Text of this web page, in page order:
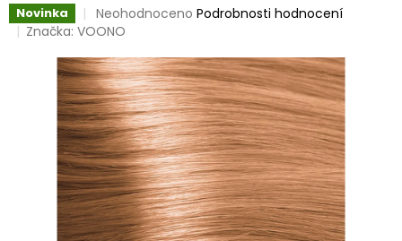
Novinka
Průměrné
hodnocení
je
0,0
z
5
hvězdiček.
Neohodnoceno Podrobnosti hodnocení
Značka:VOONO